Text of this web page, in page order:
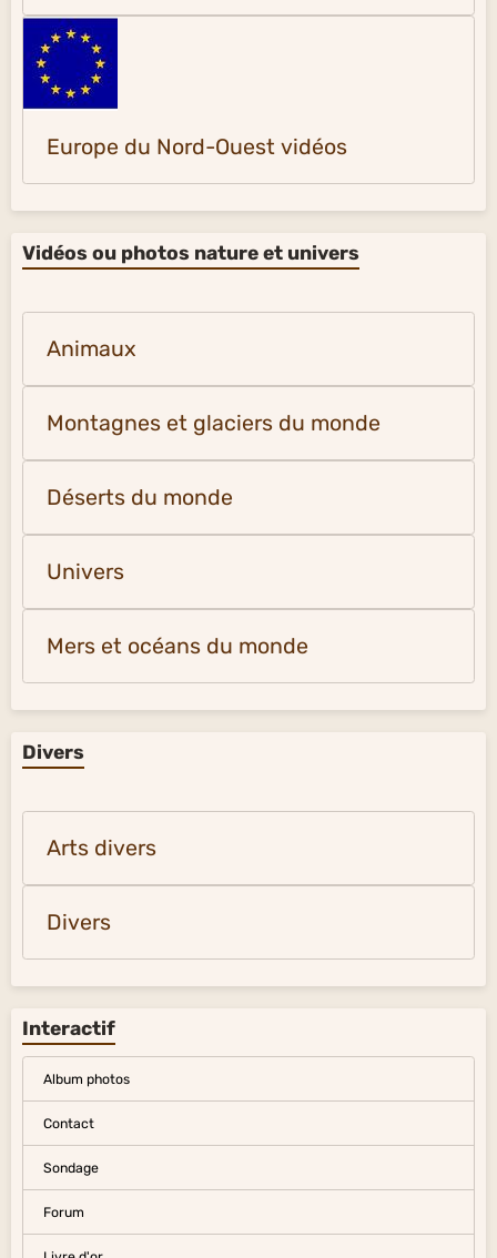
Europe du Nord-Ouest vidéos
Vidéos ou photos nature et univers
Animaux
Montagnes et glaciers du monde
Déserts du monde
Univers
Mers et océans du monde
Divers
Arts divers
Divers
Interactif
Album photos
Contact
Sondage
Forum